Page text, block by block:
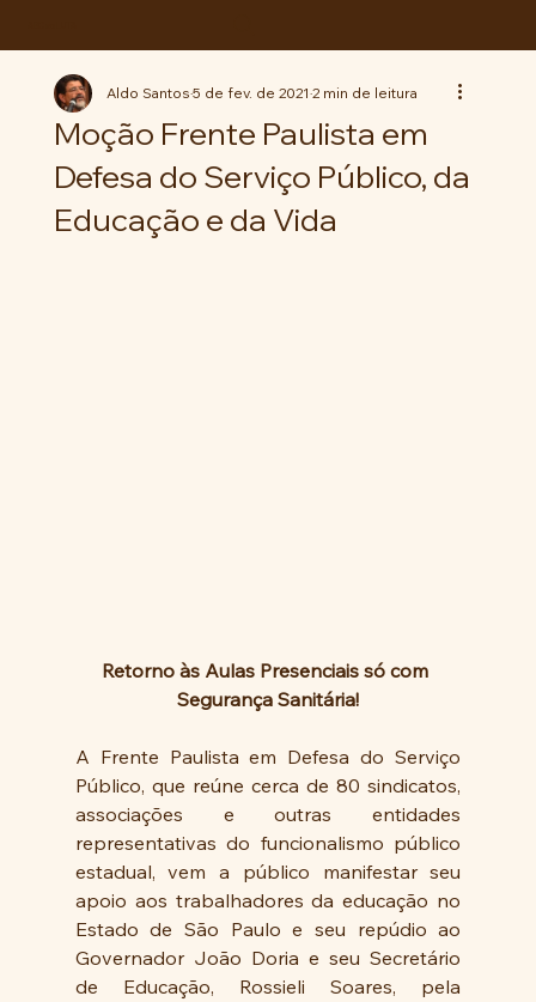
Moção Frente Paulista em
Defesa do Serviço Público, da
Educação e da Vida
Aldo Santos5 de fev. de 2021 2 min de leitura
Retorno às Aulas Presenciais só com
Segurança Sanitária!
A Frente Paulista em Defesa do Serviço
Público, que reúne cerca de 80 sindicatos,
associações e outras entidades
representativas do funcionalismo público
estadual, vem a público manifestar seu
apoio aos trabalhadores da educação no
Estado de São Paulo e seu repúdio ao
Governador João Doria e seu Secretário
de Educação, Rossieli Soares, pela